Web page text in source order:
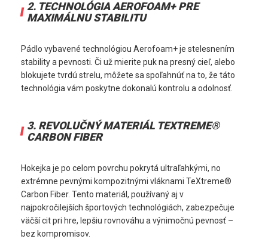
2. TECHNOLÓGIA AEROFOAM+ PRE
MAXIMÁLNU STABILITU
Pádlo vybavené technológiou Aerofoam+ je stelesnením
stability a pevnosti. Či už mierite puk na presný cieľ, alebo
blokujete tvrdú strelu, môžete sa spoľahnúť na to, že táto
technológia vám poskytne dokonalú kontrolu a odolnosť.
3. REVOLUČNÝ MATERIÁL TEXTREME®
CARBON FIBER
Hokejka je po celom povrchu pokrytá ultraľahkými, no
extrémne pevnými kompozitnými vláknami TeXtreme®
Carbon Fiber. Tento materiál, používaný aj v
najpokročilejších športových technológiách, zabezpečuje
väčší cit pri hre, lepšiu rovnováhu a výnimočnú pevnosť –
bez kompromisov.